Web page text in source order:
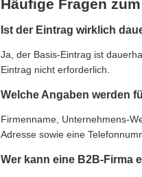
Häufige Fragen
Ist der Eintrag wirklich
Ja, der Basis-Eintrag ist
Eintrag nicht erforderlich.
Welche Angaben werden
Firmenname, Unternehmens-
Adresse sowie eine
Wer kann eine B2B-Firma